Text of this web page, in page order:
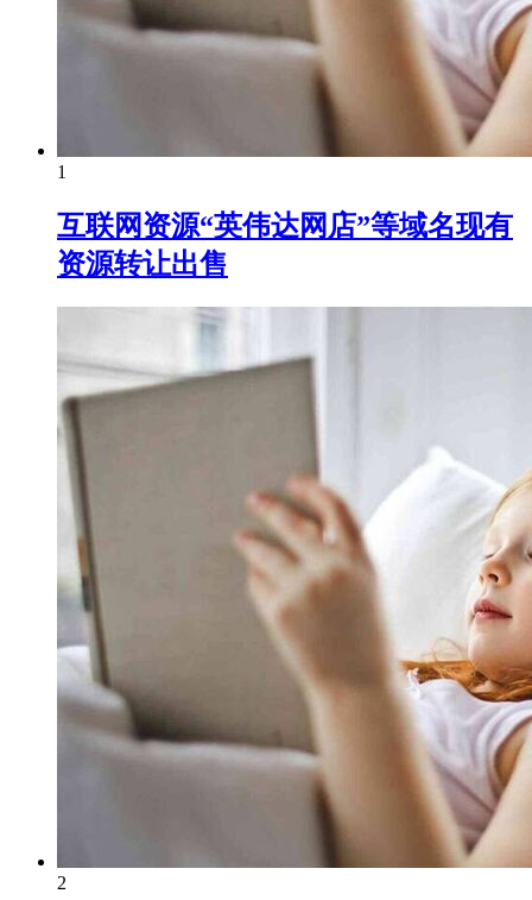
1
互联网资源“英伟达网店”等域名现有
资源转让出售
2